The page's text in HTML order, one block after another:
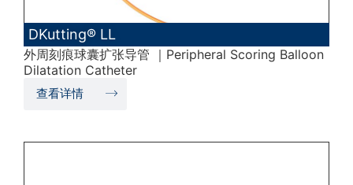
DKutting® LL
外周刻痕球囊扩张导管 ｜Peripheral Scoring Balloon
Dilatation Catheter
查看详情